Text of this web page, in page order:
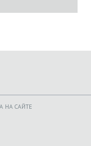
НА САЙТЕ